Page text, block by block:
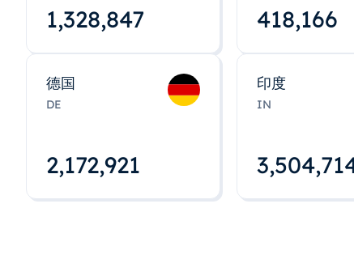
1,328,848 418,167
德国
DE
2,172,922
印度
IN